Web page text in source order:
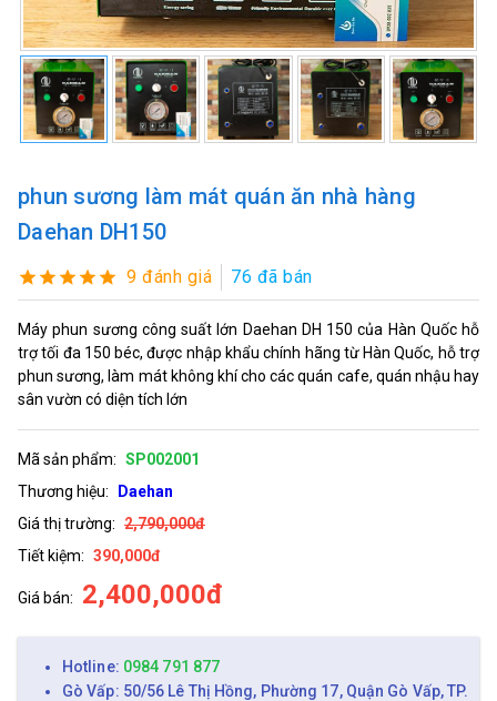
phun sương làm mát quán ăn nhà hàng
Daehan DH150
9 đánh giá 76 đã bán
Máy phun sương công suất lớn Daehan DH 150 của Hàn Quốc hỗ
trợ tối đa 150 béc, được nhập khẩu chính hãng từ Hàn Quốc, hỗ trợ
phun sương, làm mát không khí cho các quán cafe, quán nhậu hay
sân vườn có diện tích lớn
Mã sản phẩm: SP002001
Thương hiệu:
Daehan
Giá thị trường: 2,790,000đ
Tiết kiệm: 390,000đ
Giá bán: 2,400,000đ
Hotline: 0984 791 877
Gò Vấp: 50/56 Lê Thị Hồng, Phường 17, Quận Gò Vấp, TP.